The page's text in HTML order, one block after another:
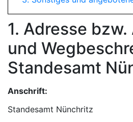
1. Adresse
und
Standesamt
Anschrift:
Standesamt Nünchritz